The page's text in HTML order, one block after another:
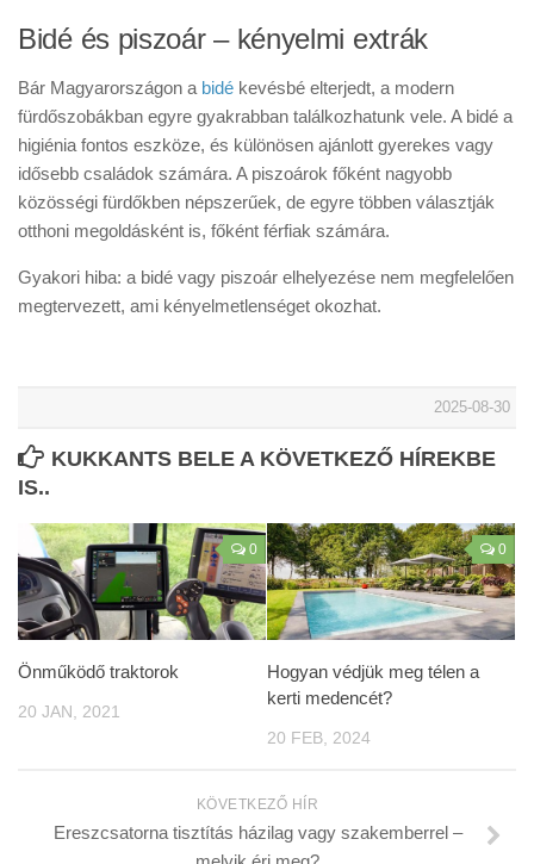
Bidé és piszoár – kényelmi extrák
Bár Magyarországon a bidé kevésbé elterjedt, a modern
fürdőszobákban egyre gyakrabban találkozhatunk vele. A bidé a
higiénia fontos eszköze, és különösen ajánlott gyerekes vagy
idősebb családok számára. A piszoárok főként nagyobb
közösségi fürdőkben népszerűek, de egyre többen választják
otthoni megoldásként is, főként férfiak számára.
Gyakori hiba: a bidé vagy piszoár elhelyezése nem megfelelően
megtervezett, ami kényelmetlenséget okozhat.
2025-08-30
KUKKANTS BELE A KÖVETKEZŐ HÍREKBE
IS..
0
Önműködő traktorok
20 JAN, 2021
0
Hogyan védjük meg télen a
kerti medencét?
20 FEB, 2024
KÖVETKEZŐ HÍR
Ereszcsatorna tisztítás házilag vagy szakemberrel –